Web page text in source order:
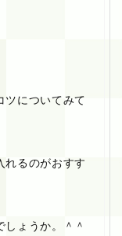
ツについてみて
れるのがおすす
ょうか。＾＾